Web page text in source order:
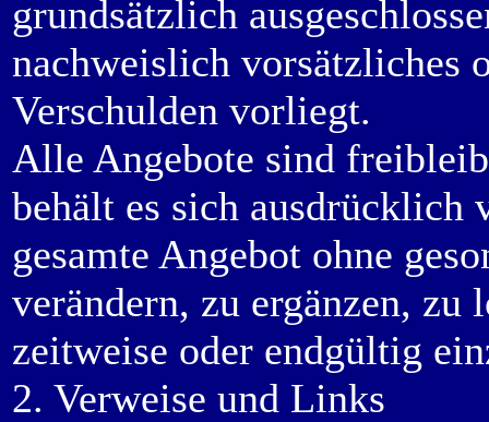
grundsätzlich
nachweislich vorsätzliches
Verschulden vorliegt.
Alle Angebote sind
behält es sich ausdrücklich
gesamte Angebot ohne
verändern, zu ergänzen,
zeitweise oder endgültig
2. Verweise und Links